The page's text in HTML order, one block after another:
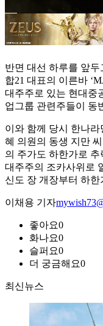
반면 대선 하루를 앞
합21 대표의 이른바
대주주로 있는 현대중
업그룹 관련주들이 동
이와 함께 당시 한나
혜 의원의 동생 지만
의 주가도 하한가로
대주주의 조카사위로
신도 장 개장부터 하
이채용 기자
좋아요0
화나요0
슬퍼요0
더 궁금해요0
최신뉴스